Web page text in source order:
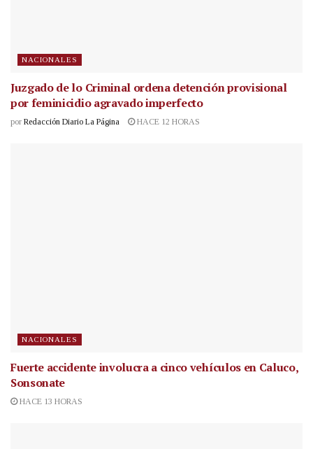
NACIONALES
Juzgado de lo Criminal ordena detención provisional
por feminicidio agravado imperfecto
por Redacción Diario La Página HACE 12 HORAS
NACIONALES
Fuerte accidente involucra a cinco vehículos en Caluco,
Sonsonate
HACE 13 HORAS